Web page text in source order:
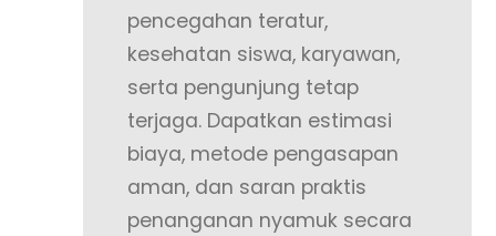
pencegahan teratur,
kesehatan siswa, karyawan,
serta pengunjung tetap
terjaga. Dapatkan estimasi
biaya, metode pengasapan
aman, dan saran praktis
penanganan nyamuk secara